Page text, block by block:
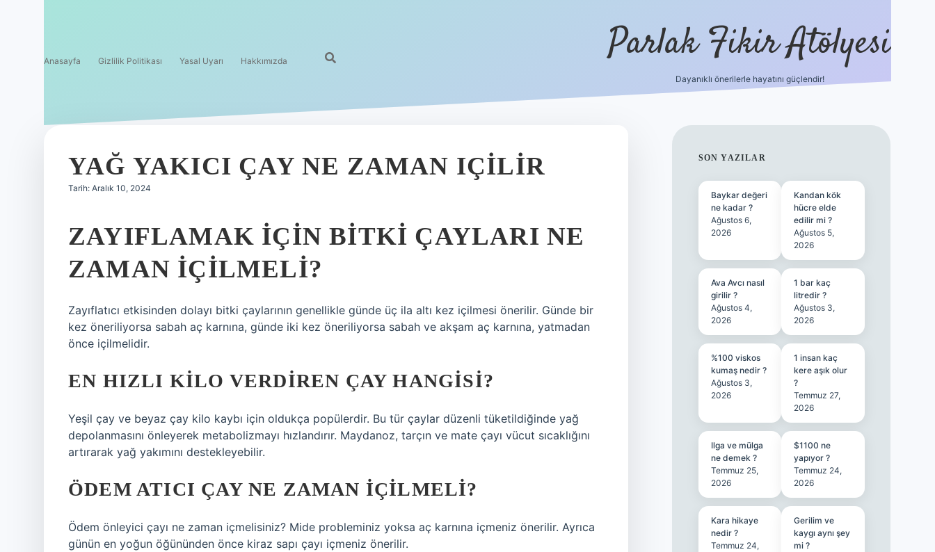
Anasayfa Gizlilik Politikası Yasal Uyarı Hakkımızda Parlak Fikir Atölyesi
Dayanıklı önerilerle hayatını güçlendir!
YAĞ YAKICI ÇAY NE ZAMAN IÇILIR
Tarih: Aralık 10, 2024
ZAYIFLAMAK IÇIN BITKI ÇAYLARI NE
ZAMAN IÇILMELI?
Zayıflatıcı etkisinden dolayı bitki çaylarının genellikle günde üç ila altı kez içilmesi önerilir. Günde bir
kez öneriliyorsa sabah aç karnına, günde iki kez öneriliyorsa sabah ve akşam aç karnına, yatmadan
önce içilmelidir.
EN HIZLI KILO VERDIREN ÇAY HANGISI?
Yeşil çay ve beyaz çay kilo kaybı için oldukça popülerdir. Bu tür çaylar düzenli tüketildiğinde yağ
depolanmasını önleyerek metabolizmayı hızlandırır. Maydanoz, tarçın ve mate çayı vücut sıcaklığını
artırarak yağ yakımını destekleyebilir.
ÖDEM ATICI ÇAY NE ZAMAN IÇILMELI?
Ödem önleyici çayı ne zaman içmelisiniz? Mide probleminiz yoksa aç karnına içmeniz önerilir. Ayrıca
günün en yoğun öğününden önce kiraz sapı çayı içmeniz önerilir.
SIDEBAR
SON YAZILAR
Baykar değeri
ne kadar ?
Ağustos 6,
2026
Kandan kök
hücre elde
edilir mi ?
Ağustos 5,
2026
Ava Avcı nasıl
girilir ?
Ağustos 4,
2026
1 bar kaç
litredir ?
Ağustos 3,
2026
%100 viskos
kumaş nedir ?
Ağustos 3,
2026
1 insan kaç
kere aşık olur
?
Temmuz 27,
2026
Ilga ve mülga
ne demek ?
Temmuz 25,
2026
$1100 ne
yapıyor ?
Temmuz 24,
2026
Kara hikaye
nedir ?
Temmuz 24,
Gerilim ve
kaygı aynı şey
mi ?
ilbet casino